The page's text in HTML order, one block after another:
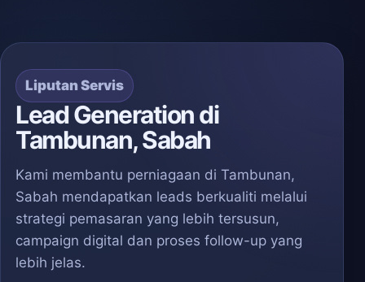
Liputan Servis
Lead Generation di
Tambunan, Sabah
Kami membantu perniagaan di Tambunan,
Sabah mendapatkan leads berkualiti melalui
strategi pemasaran yang lebih tersusun,
campaign digital dan proses follow-up yang
lebih jelas.